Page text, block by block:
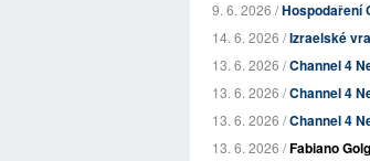
9. 6. 2026 /Hospodaření
14. 6. 2026 /Izraelské
13. 6. 2026 /Channel 4
13. 6. 2026 /Channel 4
13. 6. 2026 /Channel 4
13. 6. 2026 /Fabiano